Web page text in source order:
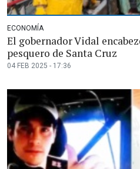
ECONOMÍA
El gobernador Vidal
pesquero de Santa Cruz
04 FEB 2025 - 17:36